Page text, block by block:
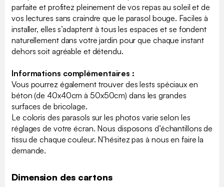
parfaite et profitez pleinement de vos repas au soleil et de
vos lectures sans craindre que le parasol bouge. Faciles à
installer, elles s’adaptent à tous les espaces et se fondent
naturellement dans votre jardin pour que chaque instant
dehors soit agréable et détendu.
Informations complémentaires :
Vous pourrez également trouver des lests spéciaux en
béton (de 40x40cm à 50x50cm) dans les grandes
surfaces de bricolage.
Le coloris des parasols sur les photos varie selon les
réglages de votre écran. Nous disposons d’échantillons de
tissu de chaque couleur. N’hésitez pas à nous en faire la
demande.
Dimension des cartons